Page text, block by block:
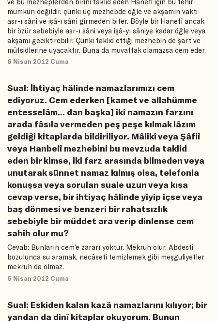
mümkün değildir. çünki üç mezhebde öğle ve akşamın vakti
asr-ı sâni ve işâ-ı sânî girmeden biter. Böyle bir Hanefî ancak
bir özür sebebiyle asr-ı sâni veya işâ-yı sâniye kadar öğle veya
akşamı geciktirebilir. Çünki taklid ettiği mezhebin de şart ve
müfsidlerine uyacaktır. Buna da muvaffak olamazsa cem eder.
6 Nisan 2012 Cuma
Sual: İhtiyaç hâlinde namazlarımızı cem
ediyoruz. Cem ederken [kamet ve allahümme
entesselâm... dan başka] iki namazın farzını
arada fâsıla vermeden peş peşe kılmak lâzım
geldiği kitaplarda bildiriliyor. Mâlikî veya Şâfiî
veya Hanbelî mezhebini bu mevzuda taklid
eden bir kimse, iki farz arasında bilmeden veya
unutarak sünnet namaz kılmış olsa, telefonla
konuşsa veya sorulan suale uzun veya kısa
cevap verse, bir ihtiyaç hâlinde yiyip içse veya
baş dönmesi ve benzeri bir rahatsızlık
sebebiyle bir müddet ara verip dinlense cem
sahih olur mu?
Cevab: Bunların cem’e zararı yoktur. Mekruh olur. Abdesti
bozulunca su aramak, necâseti temizlemek gibi meşguliyetler
mekruh da olmaz.
6 Nisan 2012 Cuma
Sual: Eskiden kalan kazâ namazlarını kılıyor; bir
yandan da dinî kitaplar okuyorum. Bunun